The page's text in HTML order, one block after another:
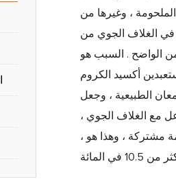
، وغيرها من
تصل إلى 10.5 في المائة ، ومقاومة التآكل في الغلاف الجوي من
الواضح . السبب هو
أكسيد الكروم
الطبيعية ، وجعل
مع الغلاف الجوي ،
مشتركة ، وهذا هو ،